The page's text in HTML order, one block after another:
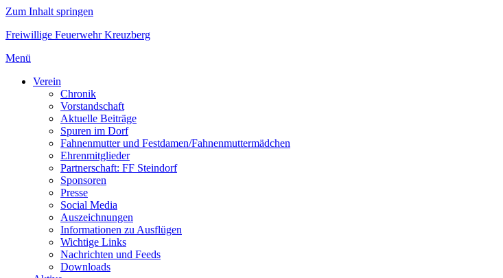
Zum Inhalt springen
Freiwillige Feuerwehr Kreuzberg
Menü
Verein
Chronik
Vorstandschaft
Aktuelle Beiträge
Spuren im Dorf
Fahnenmutter und Festdamen/Fahnenmuttermädchen
Ehrenmitglieder
Partnerschaft: FF Steindorf
Sponsoren
Presse
Social Media
Auszeichnungen
Informationen zu Ausflügen
Wichtige Links
Nachrichten und Feeds
Downloads